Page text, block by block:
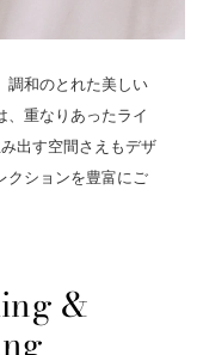
調和のとれた美しい
、重なりあったライ
出す空間さえもデザ
クションを豊富にご
&